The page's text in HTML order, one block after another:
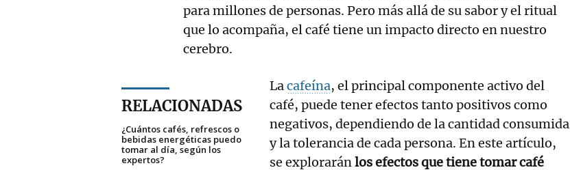
para millones de personas. Pero más allá de su sabor y el ritual
que lo acompaña, el café tiene un impacto directo en nuestro
cerebro.
RELACIONADAS
¿Cuántos cafés, refrescos o
bebidas energéticas puedo
tomar al día, según los
expertos?
Lacafeína, el principal componente activo del
café, puede tener efectos tanto positivos como
negativos, dependiendo de la cantidad consumida
y la tolerancia de cada persona. En este artículo,
se exploraránlos efectos que tiene tomar café